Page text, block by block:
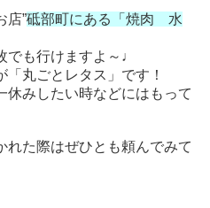
店”砥部町にある「焼肉 水
も行けますよ～♩
丸ごとレタス」です！
みしたい時などにはもって
た際はぜひとも頼んでみて